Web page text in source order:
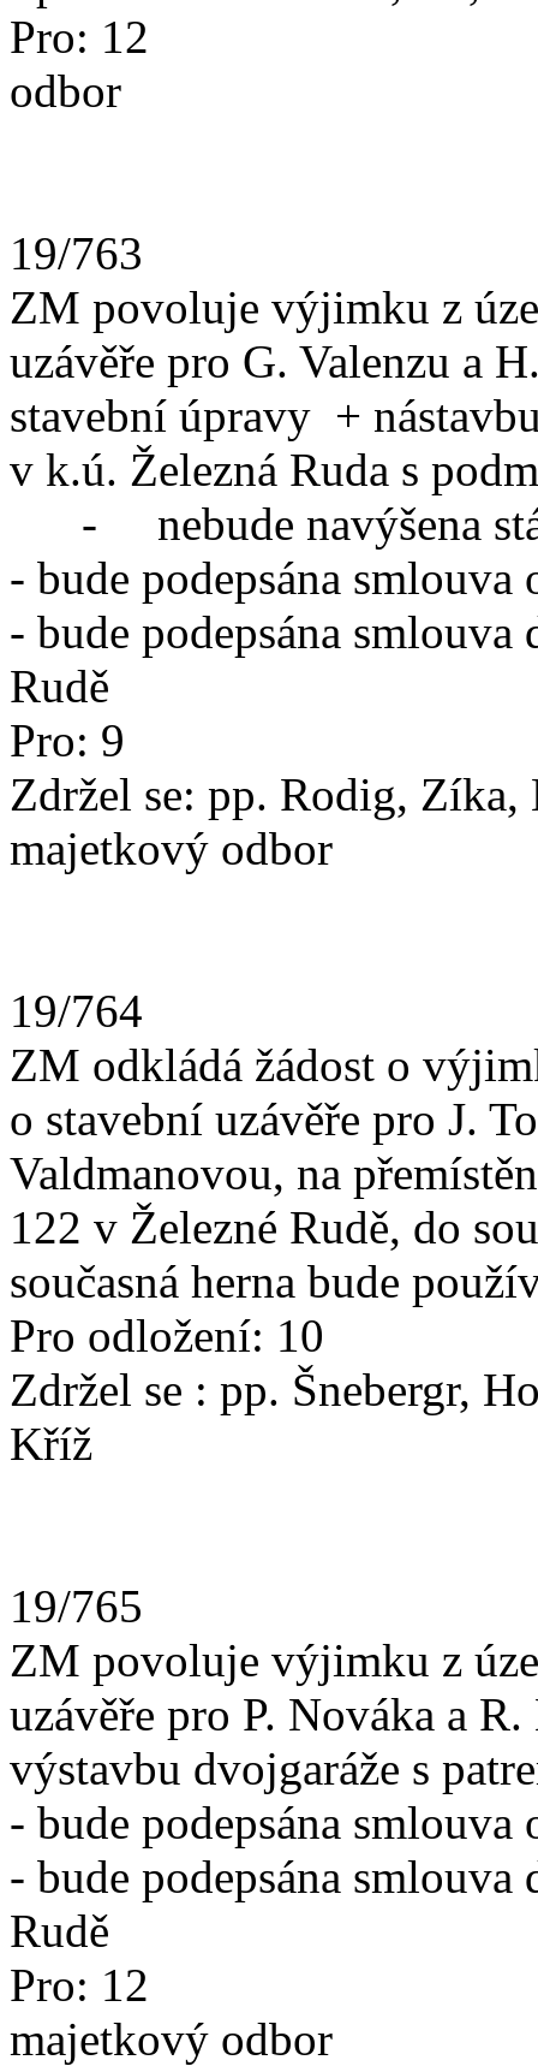
Pro: 12
odbor
19/763
ZM povoluje výjimku z
uzávěře pro G. Valenzu a
stavební úpravy +
v k.ú. Železná Ruda s
- nebude navýšena
- bude podepsána
- bude podepsána
Rudě
Pro: 9
Zdržel se: pp. Rodig,
majetkový odbor
19/764
ZM odkládá žádost o
o stavební uzávěře pro J.
Valdmanovou, na
122 v Železné Rudě, do
současná herna bude
Pro odložení: 10
Zdržel se : pp.
Kříž
19/765
ZM povoluje výjimku z
uzávěře pro P. Nováka a
výstavbu dvojgaráže s
- bude podepsána
- bude podepsána
Rudě
Pro:
majetkový odbor